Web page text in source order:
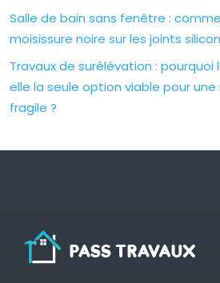
Salle de bain sans fenêtre :
moisissure noire sur les joints
Travaux de surélévation : pourquoi
elle la seule option viable pour
fragile ?